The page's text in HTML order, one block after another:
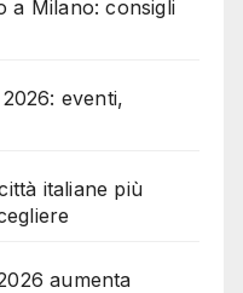
a Milano: consigli
eventi,
italiane più
aumenta